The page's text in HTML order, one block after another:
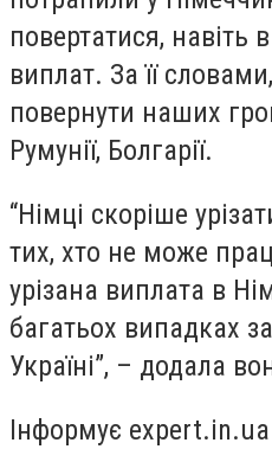
повертатися, навіть
виплат. За її
повернути наших
Румунії, Болгарії.
“Німці скоріше
тих, хто не може
урізана виплата в
багатьох випадках
Україні”, – додала
Інформує expert.in.ua